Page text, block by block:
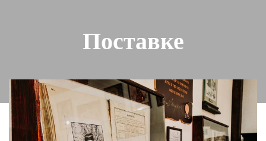
Поставке